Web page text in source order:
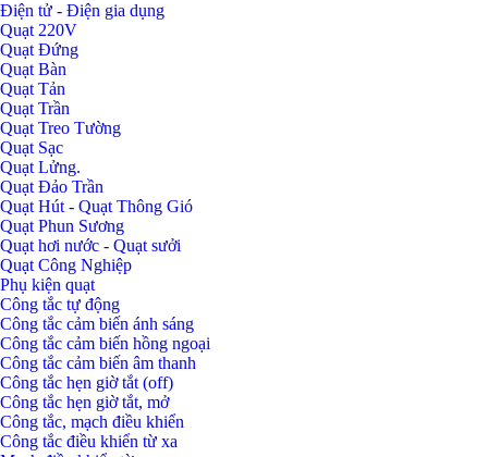
Điện tử - Điện gia dụng
Quạt 220V
Quạt Đứng
Quạt Bàn
Quạt Tản
Quạt Trần
Quạt Treo Tường
Quạt Sạc
Quạt Lửng.
Quạt Đảo Trần
Quạt Hút - Quạt Thông Gió
Quạt Phun Sương
Quạt hơi nước - Quạt sưởi
Quạt Công Nghiệp
Phụ kiện quạt
Công tắc tự động
Công tắc cảm biến ánh sáng
Công tắc cảm biến hồng ngoại
Công tắc cảm biến âm thanh
Công tắc hẹn giờ tắt (off)
Công tắc hẹn giờ tắt, mở
Công tắc, mạch điều khiển
Công tắc điều khiển từ xa